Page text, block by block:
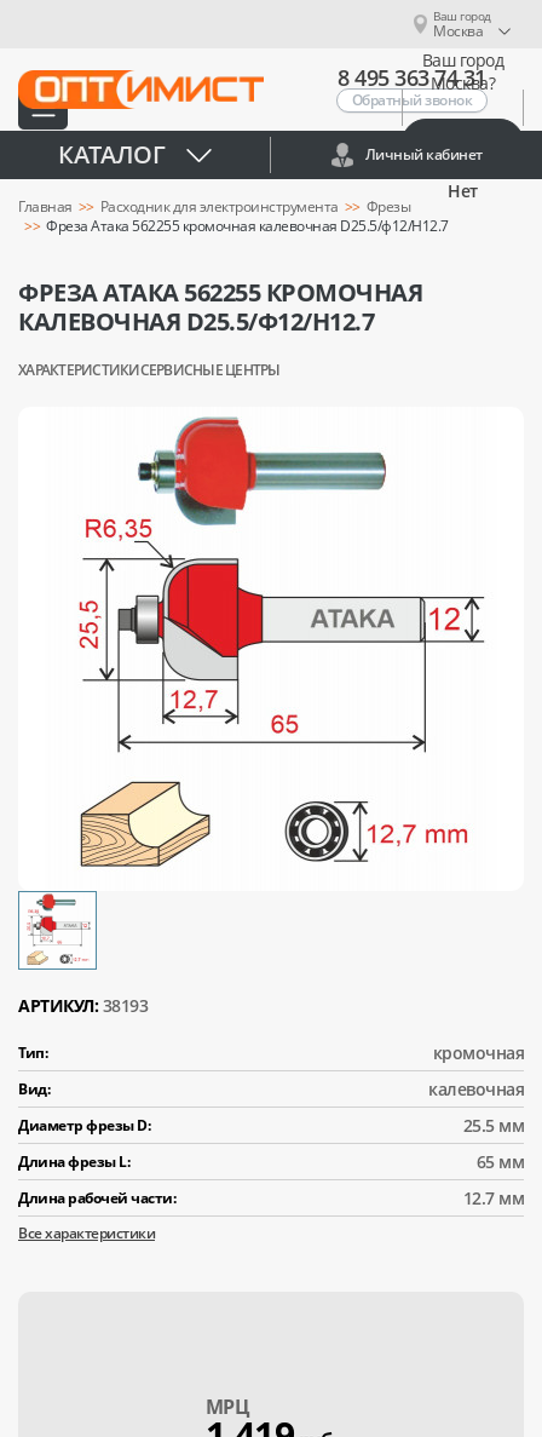
Ваш город
Москва
Ваш город
Москва?
Нет
8 495 363 74 31
Обратный звонок
КАТАЛОГ Личный кабинет
Главная Расходник для электроинструмента
Фрезы
Фреза Атака 562255 кромочная калевочная D25.5/ф12/H12.7
ФРЕЗА АТАКА 562255 КРОМОЧНАЯ
КАЛЕВОЧНАЯ D25.5/Ф12/H12.7
ХАРАКТЕРИСТИКИСЕРВИСНЫЕ ЦЕНТРЫ
АРТИКУЛ: 38193
Тип: кромочная
Вид: калевочная
Диаметр фрезы D: 25.5 мм
Длина фрезы L: 65 мм
Длина рабочей части: 12.7 мм
Все характеристики
МPЦ